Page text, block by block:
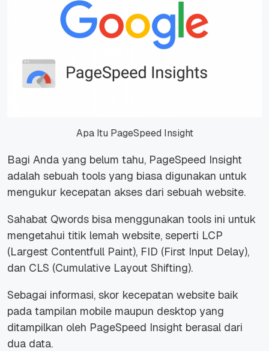
Apa Itu PageSpeed Insight
Bagi Anda yang belum tahu, PageSpeed Insight
adalah sebuah tools yang biasa digunakan untuk
mengukur kecepatan akses dari sebuah website.
Sahabat Qwords bisa menggunakan tools ini untuk
mengetahui titik lemah website, seperti LCP
(Largest Contentfull Paint), FID (First Input Delay),
dan CLS (Cumulative Layout Shifting).
Sebagai informasi, skor kecepatan website baik
pada tampilan mobile maupun desktop yang
ditampilkan oleh PageSpeed Insight berasal dari
dua data.